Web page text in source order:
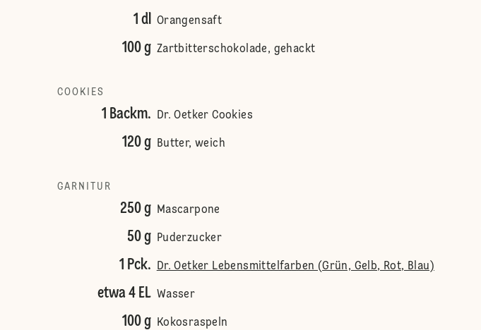
1 dl Orangensaft
100 g Zartbitterschokolade, gehackt
COOKIES
1 Backm. Dr. Oetker Cookies
120 g Butter, weich
GARNITUR
250 g Mascarpone
50 g Puderzucker
1 Pck. Dr. Oetker Lebensmittelfarben (Grün, Gelb, Rot, Blau)
etwa 4 EL Wasser
100 g Kokosraspeln